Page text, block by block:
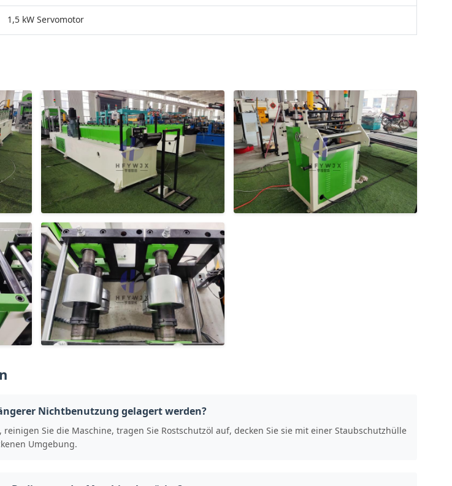
1,5 kW Servomotor
Nichtbenutzung gelagert werden?
Sie die Maschine, tragen Sie Rostschutzöl auf, decken Sie sie mit einer Staubschutzhülle
Umgebung.